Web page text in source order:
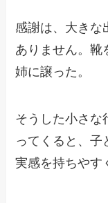
感謝は、大きな
ありません。靴
姉に譲った。
そうした小さな
ってくると、子
実感を持ちやす